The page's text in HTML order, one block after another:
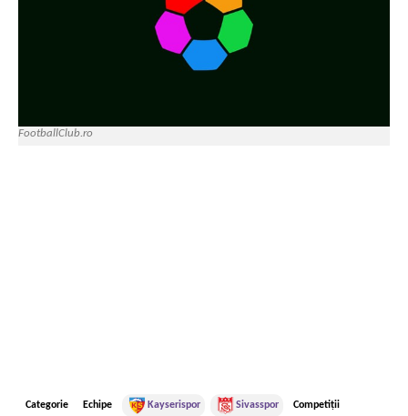
FootballClub.ro
Categorie Echipe Kayserispor Sivasspor Competiții